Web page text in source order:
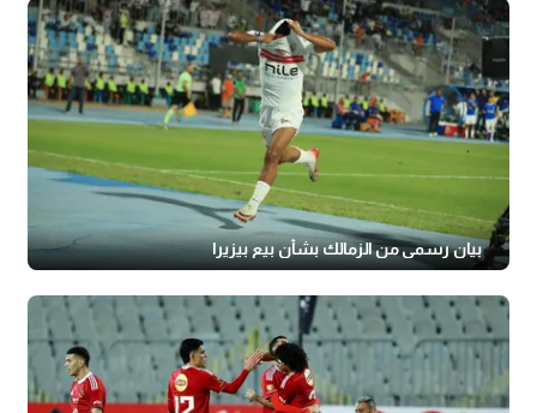
بيان رسمي من الزمالك بشأن بيع بيزيرا